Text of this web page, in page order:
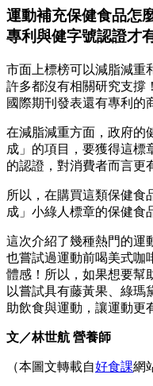
運動補充保健食品怎
專利與健字號認證才
市面上標榜可以減脂減重
許多都沒有相關研究支撐
國際期刊發表還有專利的
在減脂減重方面，政府的
成」的項目，要獲得這標
的認證，對消費者而言更
所以，在購買這類保健食
成」小綠人標章的保健食
這次介紹了幾種熱門的運
也嘗試過運動前喝美式咖
體感！所以，如果想要幫
以嘗試具有藤黃果、綠瑪
助飲食與運動，讓運動更
文／林世航 營養師
（本圖文轉載自好食課網